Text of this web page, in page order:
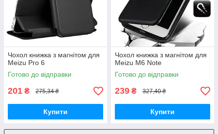
Чохол книжка з магнітом для
Meizu Pro 6
Готово до відправки
201 ₴ 275,34 ₴
Купити
Чохол книжка з магнітом для
Meizu M6 Note
Готово до відправки
239 ₴ 327,40 ₴
Купити